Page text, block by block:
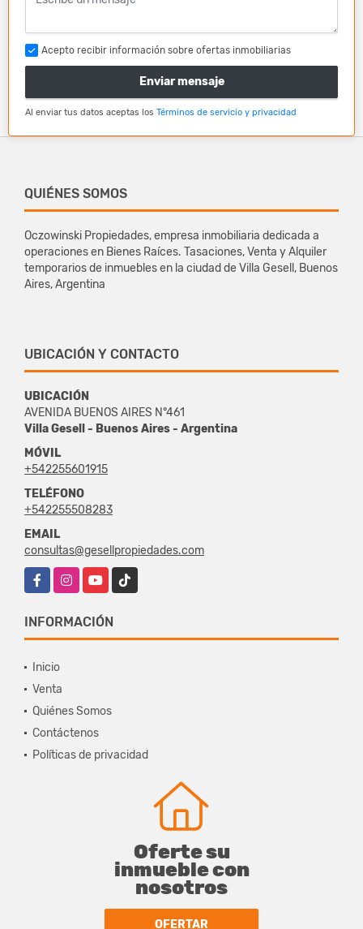
Acepto recibir información sobre ofertas inmobiliarias
Enviar mensaje
Al enviar tus datos aceptas los Términos de servicio y privacidad
QUIÉNES SOMOS
Oczowinski Propiedades, empresa inmobiliaria dedicada a
operaciones en Bienes Raíces. Tasaciones, Venta y Alquiler
temporarios de inmuebles en la ciudad de Villa Gesell, Buenos
Aires, Argentina
UBICACIÓN Y CONTACTO
UBICACIÓN
AVENIDA BUENOS AIRES N°461
Villa Gesell - Buenos Aires - Argentina
MÓVIL
+542255601915
TELÉFONO
+542255508283
EMAIL
consultas@gesellpropiedades.com
FacebookInstagramYouTubeTikTok
INFORMACIÓN
Inicio
Venta
Quiénes Somos
Contáctenos
Políticas de privacidad
Oferte su
inmueble con
nosotros
OFERTAR